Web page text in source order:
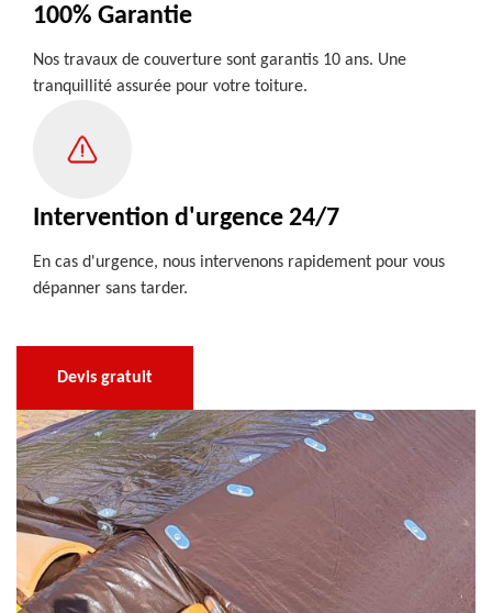
100% Garantie
Nos travaux de couverture sont garantis 10 ans. Une
tranquillité assurée pour votre toiture.
Intervention d'urgence 24/7
En cas d'urgence, nous intervenons rapidement pour vous
dépanner sans tarder.
Devis gratuit